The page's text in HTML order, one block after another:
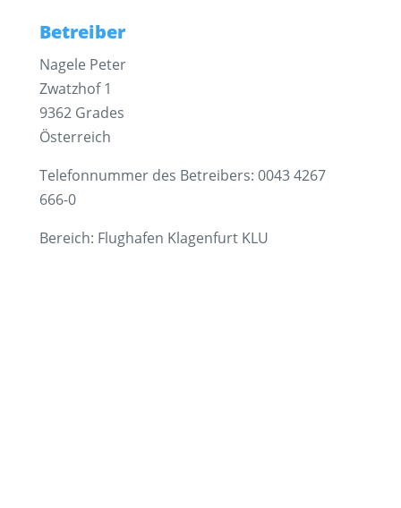
Betreiber
Nagele Peter
Zwatzhof 1
9362 Grades
Österreich
Telefonnummer des Betreibers: 0043 4267
666-0
Bereich: Flughafen Klagenfurt KLU